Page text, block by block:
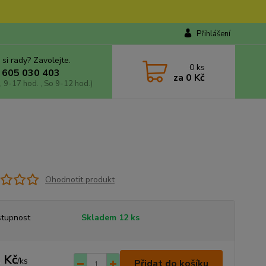
Přihlášení
rady? Zavolejte.
030 403
9-17 hod. , So 9-12 hod.)
0 ks
za 0 Kč
Ohodnotit produkt
Skladem 12 ks
Kč/ks